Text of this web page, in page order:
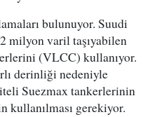
bulunuyor. Suudi
milyon varil taşıyabilen
(VLCC) kullanıyor.
derinliği nedeniyle
Suezmax tankerlerinin
kullanılması gerekiyor.